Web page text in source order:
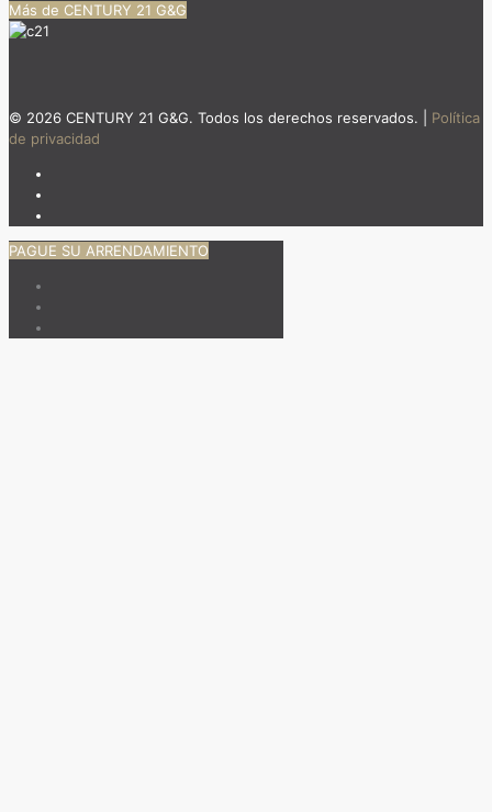
Más de CENTURY 21 G&G
© 2026 CENTURY 21 G&G. Todos los derechos reservados. | Política
de privacidad
PAGUE SU ARRENDAMIENTO